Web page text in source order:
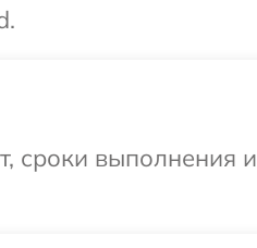
сроки выполнения и